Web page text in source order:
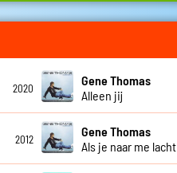
2020
Gene Thomas
Alleen jij
2012
Gene Thomas
Als je naar me lacht